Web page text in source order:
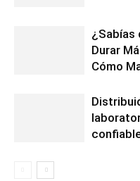
¿Sabías
Durar
Cómo